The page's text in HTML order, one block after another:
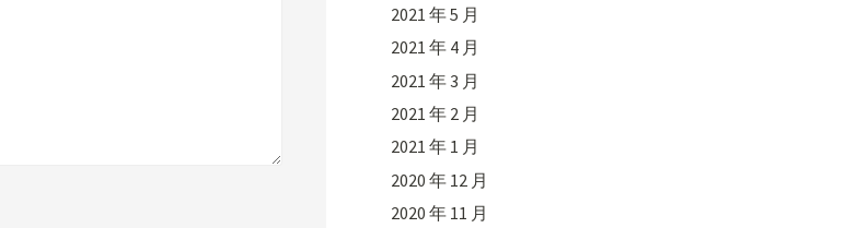
2021 年 5 月
2021 年 4 月
2021 年 3 月
2021 年 2 月
2021 年 1 月
2020 年 12 月
2020 年 11 月